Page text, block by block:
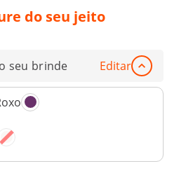
do seu jeito
seu brinde Editar